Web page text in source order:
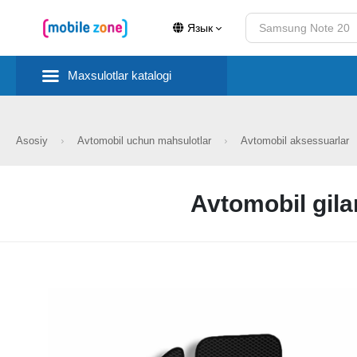
Язык
Maxsulotlar katalogi
Asosiy Avtomobil uchun mahsulotlar Avtomobil aksessuarlar
Avtomobil